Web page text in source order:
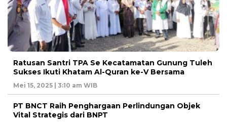
Ratusan Santri TPA Se Kecatamatan Gunung Tuleh
Sukses Ikuti Khatam Al-Quran ke-V Bersama
Mei 15, 2025 | 3:10 am WIB
PT BNCT Raih Penghargaan Perlindungan Objek
Vital Strategis dari BNPT